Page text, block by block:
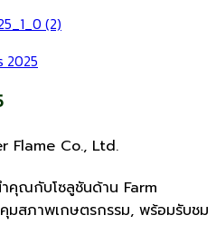
Flame Co., Ltd.
ำคุณกับโซลูชันด้าน Farm
มสภาพเกษตรกรรม, พร้อมรับชม